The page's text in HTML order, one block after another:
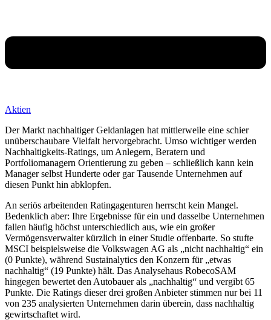
Aktien
Der Markt nachhaltiger Geldanlagen hat mittlerweile eine schier
unüberschaubare Vielfalt hervorgebracht. Umso wichtiger werden
Nachhaltigkeits-Ratings, um Anlegern, Beratern und
Portfoliomanagern Orientierung zu geben – schließlich kann kein
Manager selbst Hunderte oder gar Tausende Unternehmen auf
diesen Punkt hin abklopfen.
An seriös arbeitenden Ratingagenturen herrscht kein Mangel.
Bedenklich aber: Ihre Ergebnisse für ein und dasselbe Unternehmen
fallen häufig höchst unterschiedlich aus, wie ein großer
Vermögensverwalter kürzlich in einer Studie offenbarte. So stufte
MSCI beispielsweise die Volkswagen AG als „nicht nachhaltig“ ein
(0 Punkte), während Sustainalytics den Konzern für „etwas
nachhaltig“ (19 Punkte) hält. Das Analysehaus RobecoSAM
hingegen bewertet den Autobauer als „nachhaltig“ und vergibt 65
Punkte. Die Ratings dieser drei großen Anbieter stimmen nur bei 11
von 235 analysierten Unternehmen darin überein, dass nachhaltig
gewirtschaftet wird.